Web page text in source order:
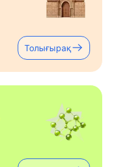
Толығырақ